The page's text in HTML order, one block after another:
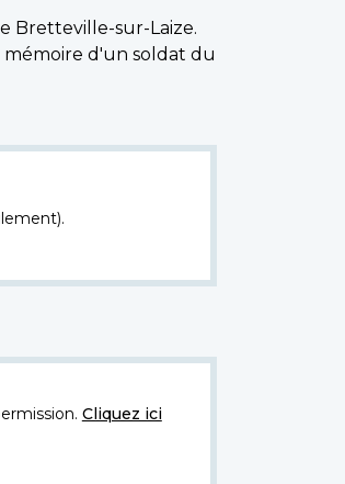
Bretteville-sur-Laize.
d'un soldat du
Cliquez ici